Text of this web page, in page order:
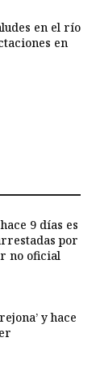
en el río
en
9 días es
por
no oficial
y hace